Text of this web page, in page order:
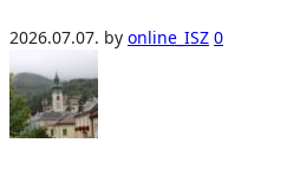
2026.07.07. by online_ISZ 0